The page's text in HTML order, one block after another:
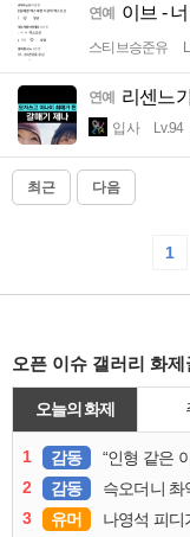
연예 이브 -
스티브승준유
연예 리센느
입사 Lv.94
최근 다음
1
오픈 이슈 갤러리 화제
오늘의 화제
1 감동 “인형 같은 아이
2
감동 슥오더니 촤악..
3
유머 나영석 피디